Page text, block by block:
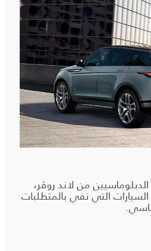
من لاند روڤر،
التي تفي بالمتطلبات